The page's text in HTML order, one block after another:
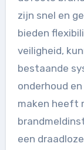
zijn snel en
bieden
veiligheid,
bestaande
onderhoud
maken heeft
een